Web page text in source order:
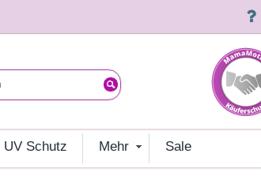
UV Schutz mehr sale